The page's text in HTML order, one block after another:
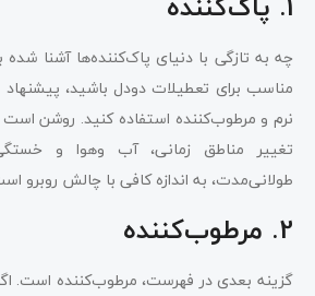
چه به تازگی با دنیای پاک‌کننده‌ها آشنا شده
مناسب برای تعطیلات دودل باشید،
نرم و مرطوب‌کننده استفاده کنید. روشن
تغییر مناطق زمانی، آب وهوا و
طولانی‌مدت، به اندازه کافی با چالش روبرو
2. مرطوب‌کننده
گزینه بعدی در فهرست، مرطوب‌کننده است.